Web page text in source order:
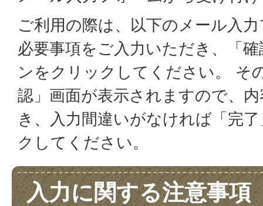
ご利用の際は、以下のメール入
必要事項をご入力いただき、「
ンをクリックしてください。 そ
認」画面が表示されますので、
き、入力間違いがなければ「完
クしてください。
入力に関する注意事項